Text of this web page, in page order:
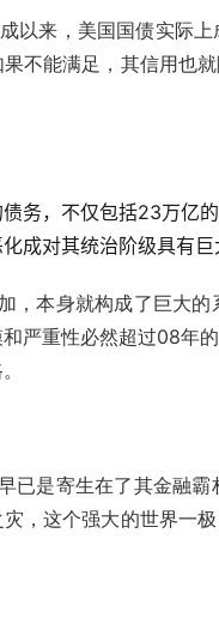
以来，美国国债实际
不能满足，其信用也
务，不仅包括23万亿
成对其统治阶级具有
，本身就构成了巨大
严重性必然超过08年
已是寄生在了其金融
，这个强大的世界一